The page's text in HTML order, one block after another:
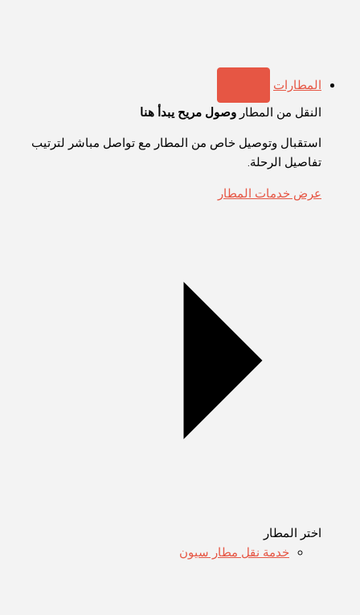
المطارات
النقل من المطار وصول مريح يبدأ هنا
استقبال وتوصيل خاص من المطار مع تواصل مباشر لترتيب
تفاصيل الرحلة.
عرض خدمات المطار
اختر المطار
خدمة نقل مطار سيون